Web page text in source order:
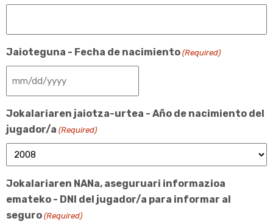
Jaioteguna - Fecha de nacimiento (Required)
Jokalariaren jaiotza-urtea - Año de nacimiento del
jugador/a (Required)
Jokalariaren NANa, aseguruari informazioa
emateko - DNI del jugador/a para informar al
seguro (Required)